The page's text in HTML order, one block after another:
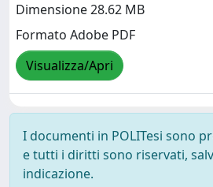
Dimensione 28.62 MB
Formato Adobe PDF
Visualizza/Apri
I documenti in POLITesi sono
e tutti i diritti sono riservati,
indicazione.